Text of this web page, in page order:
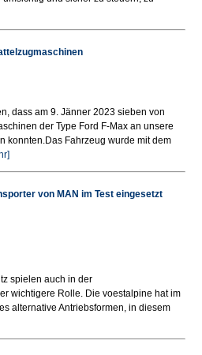
dass am 9. Jänner 2023 sieben von
der Type Ford F-Max an unsere
konnten.Das Fahrzeug wurde mit dem
von MAN im Test eingesetzt
spielen auch in der
wichtigere Rolle. Die voestalpine hat im
alternative Antriebsformen, in diesem